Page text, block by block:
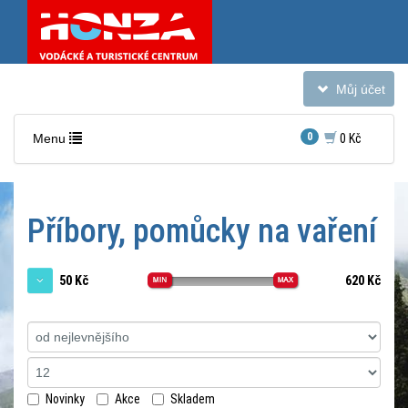
Toggle
navigation
Můj účet
Toggle
Menu 0 0 Kč
Příbory, pomůcky na vaření
Nacházíte
se
sekci:
Kempingové
vařiče,
50 Kč 620 Kč
Řadit podle:
Novinky Akce Skladem